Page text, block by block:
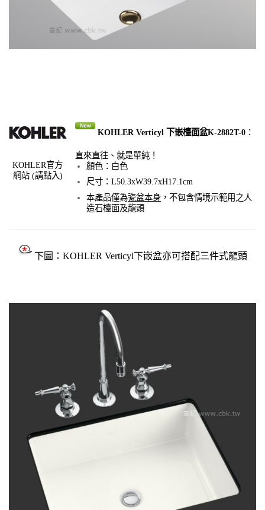
KOHLER官方
網站(請點入)
KOHLER Verticyl 下嵌檯面盆K-2882T-0 ：
直來直往、就是單純！
顏色：白色
尺寸：L50.3xW39.7xH17.1cm
本產品僅為瓷盆本身，不包含情境示範用之人
造石檯面及龍頭
下圖：KOHLER Verticyl下嵌盆亦可搭配三件式龍頭